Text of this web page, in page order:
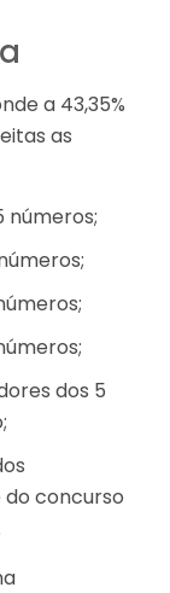
a 43,35%
as
números;
dos 5
do concurso